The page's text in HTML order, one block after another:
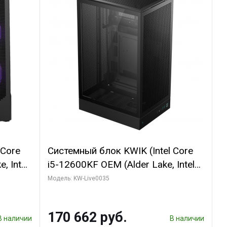
Intel
наличии
Системный блок KWIK (Intel Core
i5-12600KF OEM (Alder Lake, Intel
7, C10 4EC/6PC// 64 ГБ ОЗУ/ Ninja
SSD)
Модель: KW-Live0035
170 662 руб. В наличии